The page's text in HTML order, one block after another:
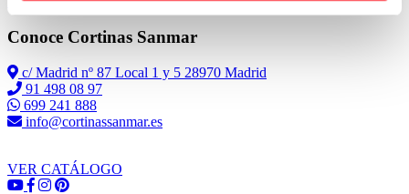
Conoce Cortinas Sanmar
c/ Madrid nº 87 Local 1 y 5 28970 Madrid
91 498 08 97
699 241 888
info@cortinassanmar.es
VER CATÁLOGO